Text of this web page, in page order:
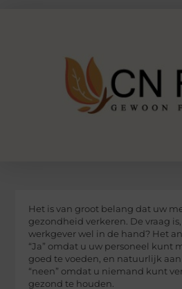
Het is van groot belang dat uw
gezondheid verkeren. De vraag
werkgever wel in de hand? Het
“Ja” omdat u uw personeel kunt
goed te voeden, en natuurlijk
“neen” omdat u niemand kunt
gezond te houden.